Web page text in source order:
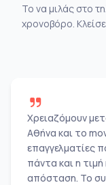
Το να μιλάς στο
χρονοβόρο.
Χρειαζόμουν
Αθήνα και το
επαγγελματίες
πάντα και η
απόσταση. Το